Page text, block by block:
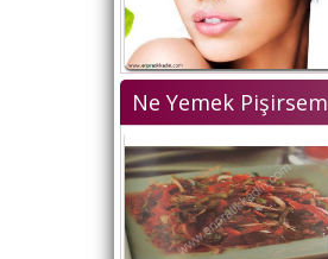
Ne Yemek Pişirsem